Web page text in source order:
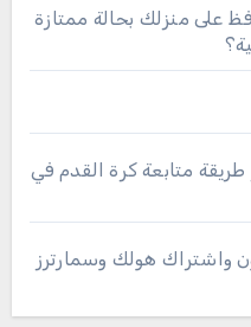
على منزلك بحالة ممتازة
متابعة كرة القدم في
واشتراك هولك وسمارترز